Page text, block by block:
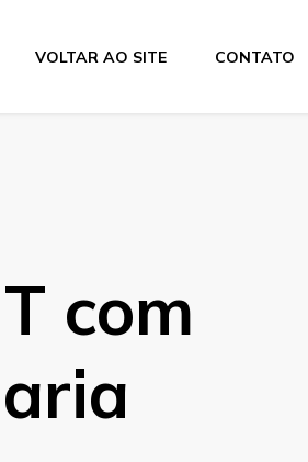
VOLTAR AO SITE CONTATO
com